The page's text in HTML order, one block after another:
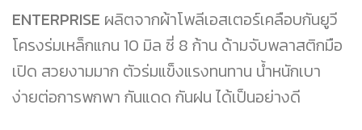
ENTERPRISE ผลิตจากผ้าโพลีเอสเตอร์เคลือบกันยูวี
โครงร่มเหล็กแกน 10 มิล ซี่ 8 ก้าน ด้ามจับพลาสติกมือ
เปิด สวยงามมาก ตัวร่มแข็งแรงทนทาน น้ำหนักเบา
ง่ายต่อการพกพา กันแดด กันฝน ได้เป็นอย่างดี